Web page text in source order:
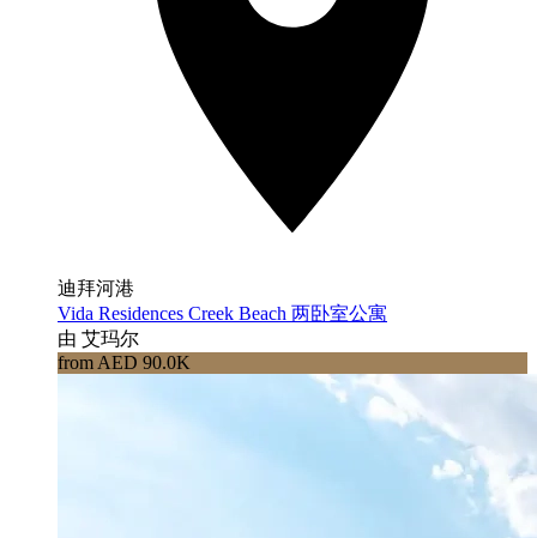
迪拜河港
Vida Residences Creek Beach 两卧室公寓
由 艾玛尔
from AED 90.0K